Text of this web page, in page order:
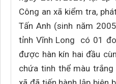
Công an xã kiểm tra,
Tấn Anh (sinh năm
tỉnh Vĩnh Long có 01
được hàn kín hai đầu
chứa tinh thể màu